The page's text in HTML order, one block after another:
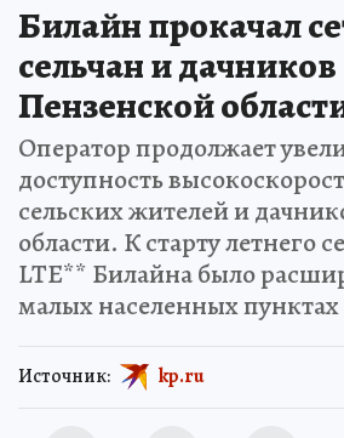
Билайн прокачал
сельчан и дачников
Пензенской
Оператор продолжает
доступность
сельских жителей и
области. К старту летнего
LTE** Билайна было
малых населенных
Источник: kp.ru